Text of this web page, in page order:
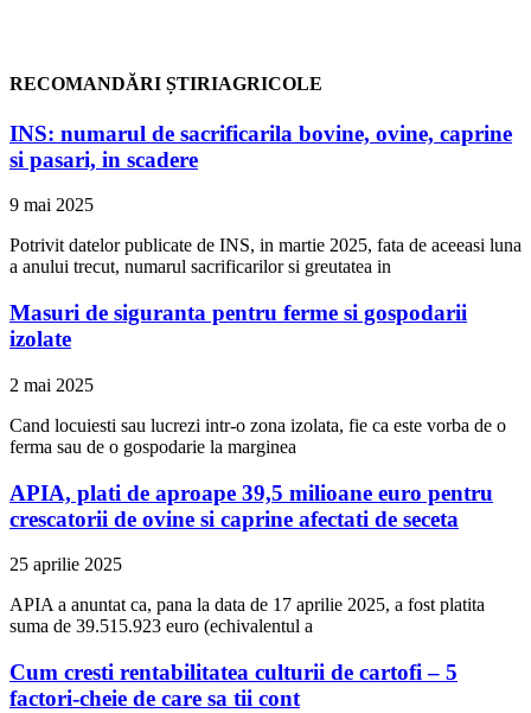
RECOMANDĂRI ȘTIRIAGRICOLE
INS: numarul de sacrificarila bovine, ovine, caprine
si pasari, in scadere
9 mai 2025
Potrivit datelor publicate de INS, in martie 2025, fata de aceeasi luna
a anului trecut, numarul sacrificarilor si greutatea in
Masuri de siguranta pentru ferme si gospodarii
izolate
2 mai 2025
Cand locuiesti sau lucrezi intr-o zona izolata, fie ca este vorba de o
ferma sau de o gospodarie la marginea
APIA, plati de aproape 39,5 milioane euro pentru
crescatorii de ovine si caprine afectati de seceta
25 aprilie 2025
APIA a anuntat ca, pana la data de 17 aprilie 2025, a fost platita
suma de 39.515.923 euro (echivalentul a
Cum cresti rentabilitatea culturii de cartofi – 5
factori-cheie de care sa tii cont